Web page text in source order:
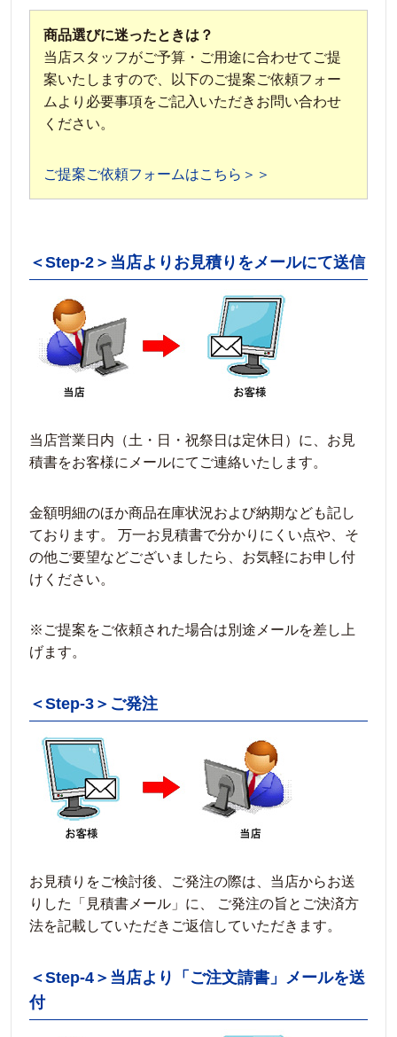
商品選びに迷ったときは？
当店スタッフがご予算・ご用途に合わせてご提
案いたしますので、以下のご提案ご依頼フォー
ムより必要事項をご記入いただきお問い合わせ
ください。
ご提案ご依頼フォームはこちら＞＞
＜Step-2＞当店よりお見積りをメールにて送信
当店営業日内（土・日・祝祭日は定休日）に、お見
積書をお客様にメールにてご連絡いたします。
金額明細のほか商品在庫状況および納期なども記し
ております。 万一お見積書で分かりにくい点や、そ
の他ご要望などございましたら、お気軽にお申し付
けください。
※ご提案をご依頼された場合は別途メールを差し上
げます。
＜Step-3＞ご発注
お見積りをご検討後、ご発注の際は、当店からお送
りした「見積書メール」に、 ご発注の旨とご決済方
法を記載していただきご返信していただきます。
＜Step-4＞当店より「ご注文請書」メールを送
付